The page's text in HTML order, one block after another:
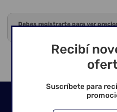
Debes registrarte para ver
Seguinos en
Recibí
Suscríbete para